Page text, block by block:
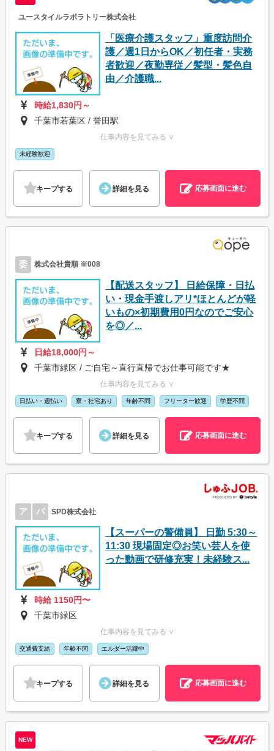
ユースタイルラボラトリー株式会社
「医療介護スタッフ」重度訪問介
護／週1日からOK／初任者・実務
者歓迎／夜勤専従／髪型・髪色自
由／介護職...
時給1,830円～
千葉市若葉区 / 誉田駅
仕事内容を見てみる ∨
未経験歓迎
キープする 詳細を見る 応募画面に進む
委 株式会社貴順 ※008
【配送スタッフ】 日給保障・日払
い・現金手渡しアリ*ほとんどが軽
いもの×初期費用0円なのでご安心
を◎／...
日給18,000円～
千葉市緑区 / ご自宅～直行直帰でお仕事可能です★
仕事内容を見てみる ∨
日払い・週払い 寮・社宅あり 年齢不問 フリーター歓迎 学歴不問
キープする 詳細を見る 応募画面に進む
ア パ SPD株式会社
【スーパーの警備員】 日勤 5:30～
11:30 現場固定◎お笑い芸人を使
った動画で研修充実！未経験ス...
時給 1150円〜
千葉市緑区
仕事内容を見てみる ∨
交通費支給 年齢不問 エルダー活躍中
キープする 詳細を見る 応募画面に進む
NEW